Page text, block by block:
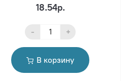
18.54р.
- +
В корзину